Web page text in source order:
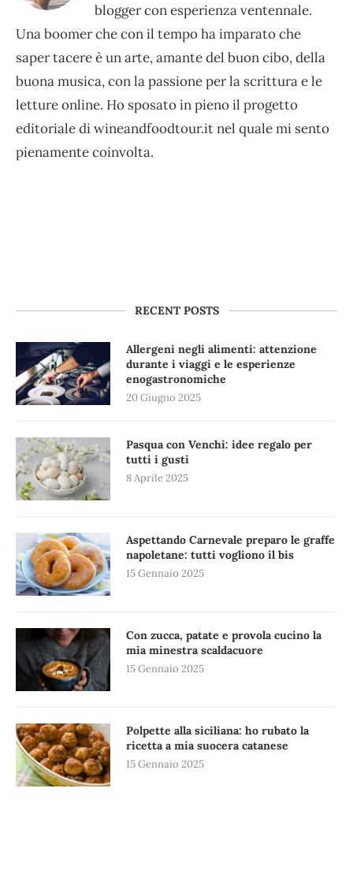
blogger con esperienza ventennale.
Una boomer che con il tempo ha imparato che
saper tacere è un arte, amante del buon cibo, della
buona musica, con la passione per la scrittura e le
letture online. Ho sposato in pieno il progetto
editoriale di wineandfoodtour.it nel quale mi sento
pienamente coinvolta.
RECENT POSTS
Allergeni negli alimenti: attenzione
durante i viaggi e le esperienze
enogastronomiche
20 Giugno 2025
Pasqua con Venchi: idee regalo per
tutti i gusti
8 Aprile 2025
Aspettando Carnevale preparo le graffe
napoletane: tutti vogliono il bis
15 Gennaio 2025
Con zucca, patate e provola cucino la
mia minestra scaldacuore
15 Gennaio 2025
Polpette alla siciliana: ho rubato la
ricetta a mia suocera catanese
15 Gennaio 2025